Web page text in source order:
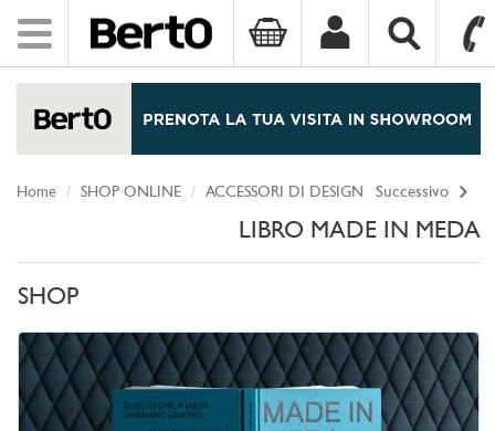
Toggle
navigation
Successivo
Home SHOP ONLINE ACCESSORI DI DESIGN
LIBRO MADE IN MEDA
SHOP